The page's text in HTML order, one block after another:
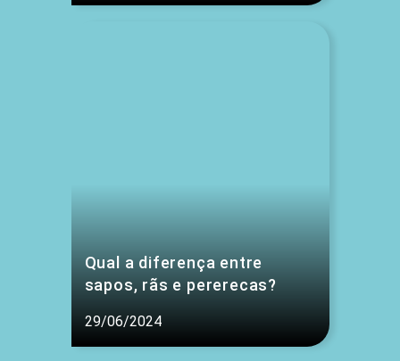
Qual a diferença entre
sapos, rãs e pererecas?
29/06/2024